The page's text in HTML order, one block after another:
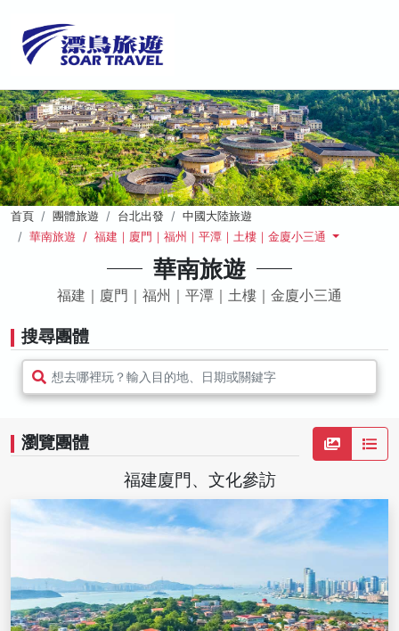
首頁 團體旅遊 台北出發
中國大陸旅遊
華南旅遊 / 福建｜廈門｜福州｜平潭｜土樓｜金廈小三通
華南旅遊
福建｜廈門｜福州｜平潭｜土樓｜金廈小三通
搜尋團體
想去哪裡玩？輸入目的地、日期或關鍵字
瀏覽團體
福建廈門、文化參訪